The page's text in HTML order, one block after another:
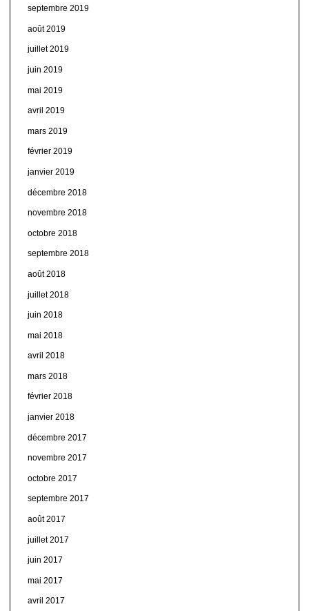
septembre 2019
août 2019
juillet 2019
juin 2019
mai 2019
avril 2019
mars 2019
février 2019
janvier 2019
décembre 2018
novembre 2018
octobre 2018
septembre 2018
août 2018
juillet 2018
juin 2018
mai 2018
avril 2018
mars 2018
février 2018
janvier 2018
décembre 2017
novembre 2017
octobre 2017
septembre 2017
août 2017
juillet 2017
juin 2017
mai 2017
avril 2017